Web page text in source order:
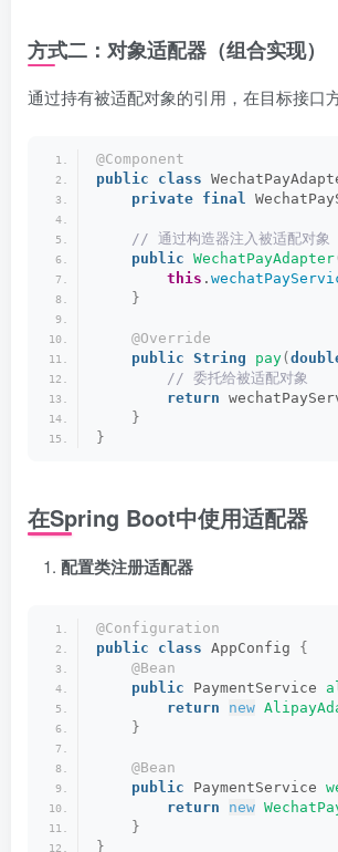
方式二：对象适配器（组合实现）
通过持有被适配对象的引用，在目标接口
@Component
public
class
private final
// 通过构造器注入被适配对象
public WechatPayAdapter
this .
}
@Override
public String pay(
// 委托给被适配对象
return
}
}
在Spring Boot中使用适配器
配置类注册适配器
@Configuration
public
class AppConfig {
@Bean
public PaymentService
return
new
}
@Bean
public PaymentService
return
new
}
}